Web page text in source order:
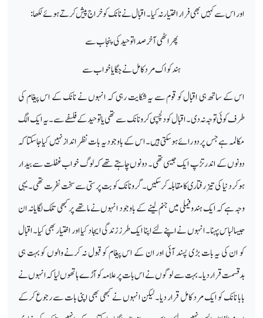
اور اس سے کہیں بھی فرار اختیار نہ کیا۔ اقبال نے نانک کو خراج پیش کرتے ہوئے لکھا:
پھر اٹھی آخر صدا توحید کی پنجاب سے
ہند کو اک مرد کامل نے جگا یا خواب سے
اس کے ساتھ ہی اقبال کو قوم سے یہ شکایت رہی کہ انہوں نے نانک کے اس پیغام کی
طرف کوئی توجہ نہ دی۔ اقبال کو دلچسپی کرونانک سے تھی یا توحید کے فلسفے سے۔ یہ ایک الگ
مکالمہ ہے جس پر دو رائے ہوسکتی ہیں۔ اس کے باوجود یہ بات نظر انداز نہیں کیا جاسکتا کہ
دونوں کے اندر تڑپ ایک جیسی تھی۔ دونوں چاہتے تھے کہ لوگ خواب غفلت سے بیدار
ہوکر دنیا کی تیز رفتاری کامقابلہ کرسکیں۔ گرونانک کو بت پرستی سے سخت نفرت تھی۔ یہی
وجہ ہے کہ ایک ہندو فیملی میں جنم لینے کے باوجود انہوں نے ماتھے پر کبھی تلک لگایا نہ ان
جیسا لباس پہنا۔ انہوں نے اپنے لئے اپنا ایک طرز زندگی ایجاد کیا اور اختیار بھی کیا۔اقبال
کو ان کی یہ بات بڑی پسند آئی اور ان کے اس پیغام کو قبول نہ کرنے والوں کو بہت ہی
بدقسمت قرار دیا۔ بہت سے لوگوں نے اس بات پر علامہ کو آڑے ہاتھوں لیا کہ انہوں نے
بابا نانک کو ایک مرد کامل قرار دیا۔ لیکن انہوں نے کبھی بھی اپنی بات سے رجوع کرکے